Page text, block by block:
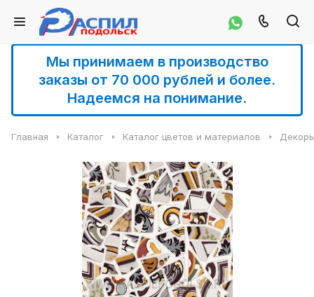
Мы принимаем в производство
заказы от 70 000 рублей и более.
Надеемся на понимание.
Главная Каталог Каталог цветов и материалов